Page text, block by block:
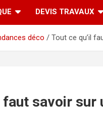
DEVIS TRAVAUX
déco Tout ce qu’il
faut savoir